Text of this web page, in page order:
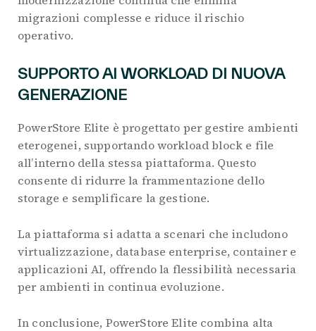
migrazioni complesse e riduce il rischio
operativo.
SUPPORTO AI WORKLOAD DI NUOVA
GENERAZIONE
PowerStore Elite è progettato per gestire ambienti
eterogenei, supportando workload block e file
all’interno della stessa piattaforma. Questo
consente di ridurre la frammentazione dello
storage e semplificare la gestione.
La piattaforma si adatta a scenari che includono
virtualizzazione, database enterprise, container e
applicazioni AI, offrendo la flessibilità necessaria
per ambienti in continua evoluzione.
In conclusione, PowerStore Elite combina alta